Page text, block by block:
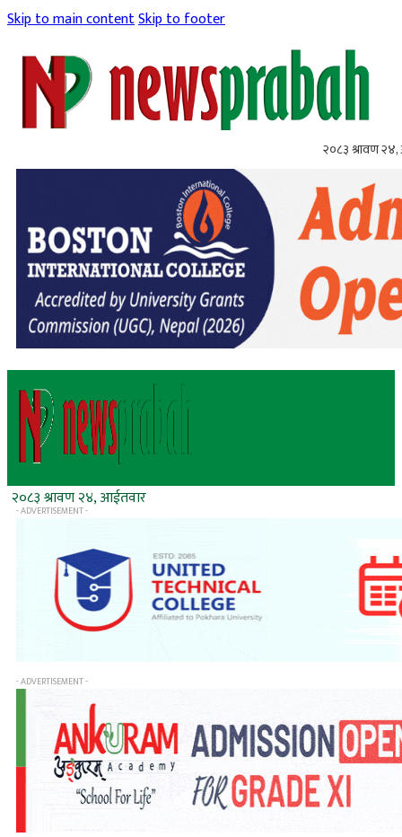
Skip to main contentSkip to footer
२०८३ श्रावण
२०८३ श्रावण २४, आईतवार
- ADVERTISEMENT -
- ADVERTISEMENT -